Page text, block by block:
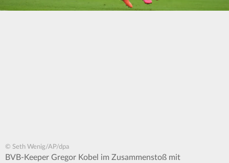
© Seth Wenig/AP/dpa
BVB-Keeper Gregor Kobel im Zusammenstoß mit